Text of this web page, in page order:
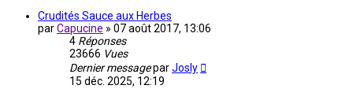
Crudités Sauce aux Herbes
parCapucine » 07 août 2017, 13:06
4 Réponses
23666 Vues
Dernier messageparJosly
15 déc. 2025, 12:19